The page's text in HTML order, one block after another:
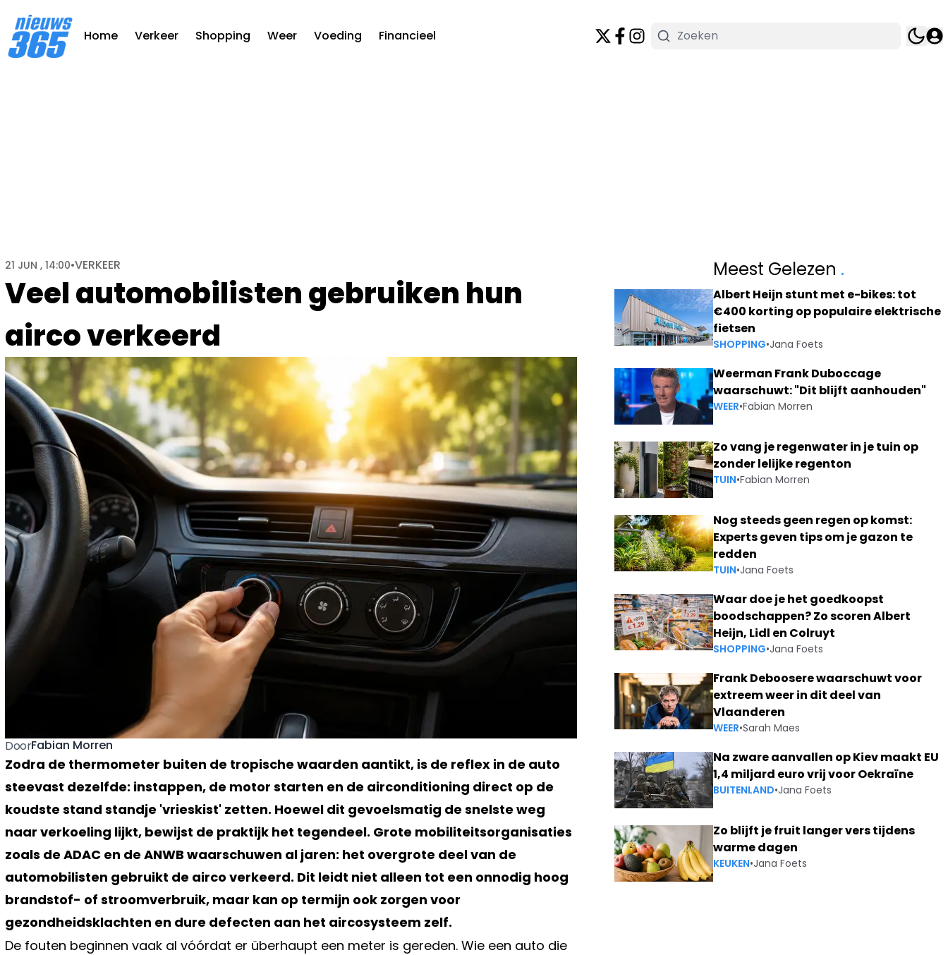
Home Verkeer Shopping Weer Voeding Financieel
Veel automobilisten gebruiken hun
airco verkeerd
21 JUN , 14:00•VERKEER
DoorFabian Morren
Zodra de thermometer buiten de tropische waarden aantikt, is de reflex in de auto
steevast dezelfde: instappen, de motor starten en de airconditioning direct op de
koudste stand standje 'vrieskist' zetten. Hoewel dit gevoelsmatig de snelste weg
naar verkoeling lijkt, bewijst de praktijk het tegendeel. Grote mobiliteitsorganisaties
zoals de ADAC en de ANWB waarschuwen al jaren: het overgrote deel van de
automobilisten gebruikt de airco verkeerd. Dit leidt niet alleen tot een onnodig hoog
brandstof- of stroomverbruik, maar kan op termijn ook zorgen voor
gezondheidsklachten en dure defecten aan het aircosysteem zelf.
De fouten beginnen vaak al vóórdat er überhaupt een meter is gereden. Wie een auto die
Meest Gelezen .
Albert Heijn stunt met e-bikes: tot
€400 korting op populaire elektrische
fietsen
SHOPPING•Jana Foets
Weerman Frank Duboccage
waarschuwt: "Dit blijft aanhouden"
WEER•Fabian Morren
Zo vang je regenwater in je tuin op
zonder lelijke regenton
TUIN•Fabian Morren
Nog steeds geen regen op komst:
Experts geven tips om je gazon te
redden
TUIN•Jana Foets
Waar doe je het goedkoopst
boodschappen? Zo scoren Albert
Heijn, Lidl en Colruyt
SHOPPING•Jana Foets
Frank Deboosere waarschuwt voor
extreem weer in dit deel van
Vlaanderen
WEER•Sarah Maes
Na zware aanvallen op Kiev maakt EU
1,4 miljard euro vrij voor Oekraïne
BUITENLAND•Jana Foets
Zo blijft je fruit langer vers tijdens
warme dagen
KEUKEN•Jana Foets